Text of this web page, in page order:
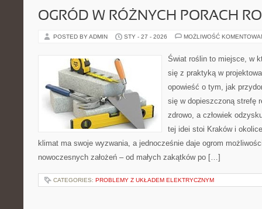
OGRÓD W RÓŻNYCH PORACH
POSTED BY ADMIN STY - 27 - 2026 MOŻLIWOŚĆ
Świat roślin to miejsce, w
się z praktyką w
opowieść o tym, jak
się w dopieszczoną strefę
zdrowo, a człowiek
tej idei stoi Kraków i
klimat ma swoje wyzwania, a jednocześnie daje ogrom
nowoczesnych założeń – od małych zakątków po […]
CATEGORIES: PROBLEMY Z UKŁADEM ELEKTRYCZNYM